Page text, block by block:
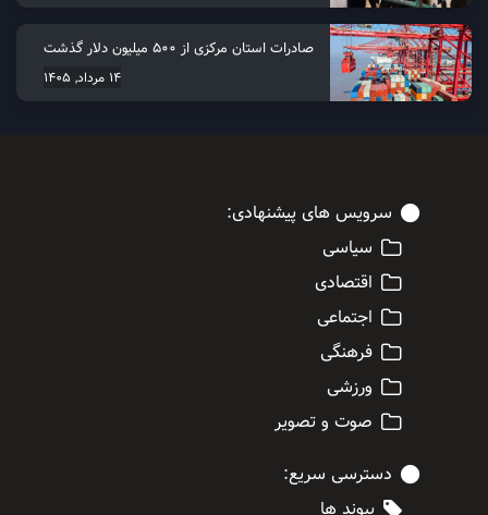
صادرات استان مرکزی از 500 میلیون دلار گذشت
14 مرداد, 1405
سرویس های پیشنهادی:
سیاسی
اقتصادی
اجتماعی
فرهنگی
ورزشی
صوت و تصویر
دسترسی سریع: